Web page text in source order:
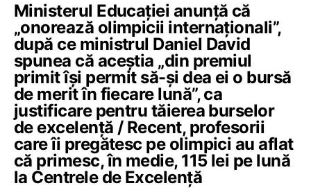
Ministerul Educației anunță că
„onorează olimpicii internaționali”,
după ce ministrul Daniel David
spunea că aceștia „din premiul
primit își permit să-și dea ei o bursă
de merit în fiecare lună”, ca
justificare pentru tăierea burselor
de excelență / Recent, profesorii
care îi pregătesc pe olimpici au aflat
că primesc, în medie, 115 lei pe lună
la Centrele de Excelență